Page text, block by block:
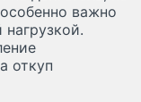
важно
откуп